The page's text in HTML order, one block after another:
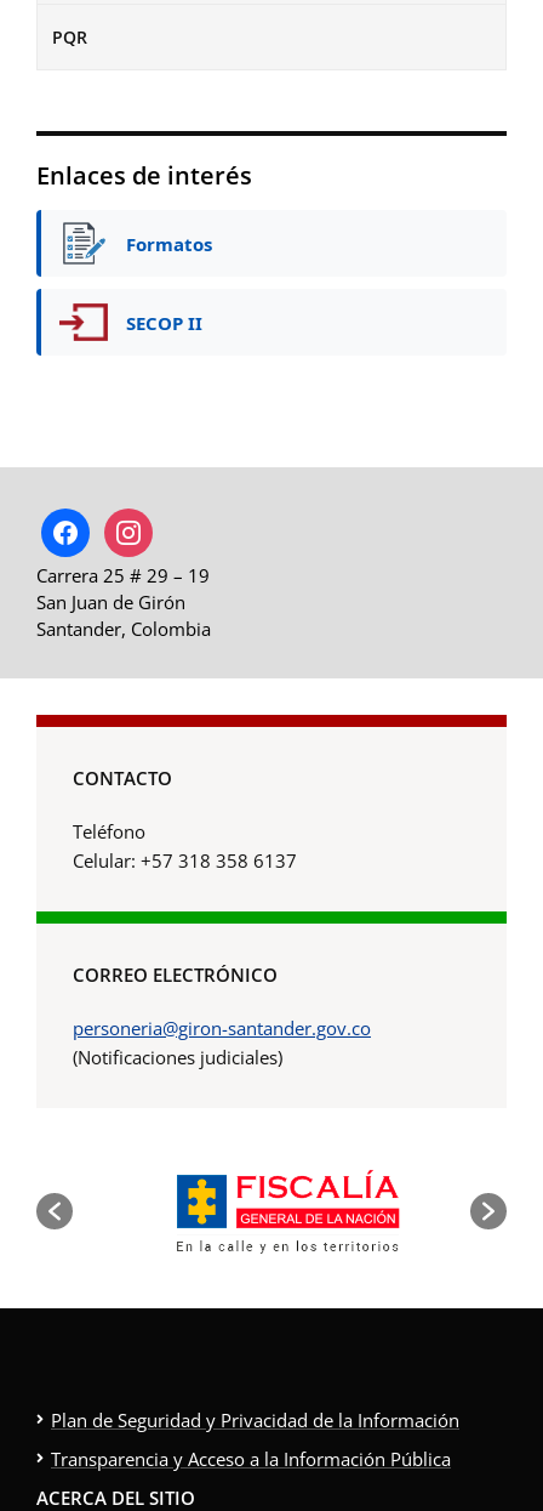
PQR
Enlaces de interés
Formatos
SECOP II
facebookinstagram
Carrera 25 # 29 – 19
San Juan de Girón
Santander, Colombia
CONTACTO
Teléfono
Celular: +57 318 358 6137
CORREO ELECTRÓNICO
personeria@giron-santander.gov.co
(Notificaciones judiciales)
Plan de Seguridad y Privacidad de la Información
Transparencia y Acceso a la Información Pública
ACERCA DEL SITIO